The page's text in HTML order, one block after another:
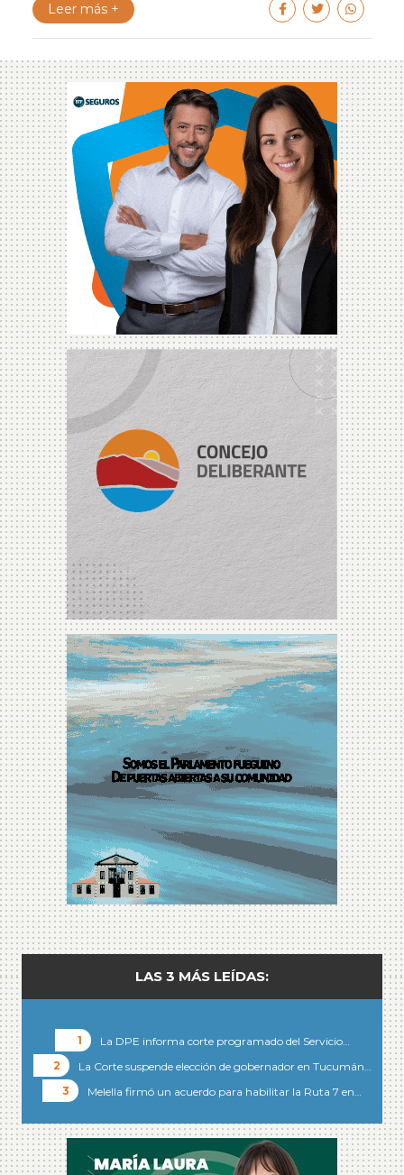
Leer más +
LAS 3 MÁS LEÍDAS:
La DPE informa corte programado del Servicio…
La Corte suspende elección de gobernador en Tucumán…
Melella firmó un acuerdo para habilitar la Ruta 7 en…